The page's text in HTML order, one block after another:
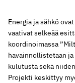
Energia ja sähkö
vaativat selkeää
koordinoimassa
havainnollistetaan
kulutusta sekä
Projekti keskittyy